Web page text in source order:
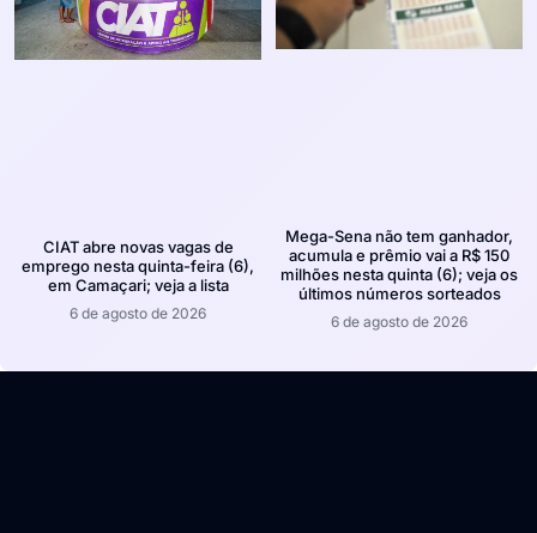
CIAT abre novas vagas de
emprego nesta quinta-feira (6),
em Camaçari; veja a lista
6 de agosto de 2026
Mega-Sena não tem ganhador,
acumula e prêmio vai a R$ 150
milhões nesta quinta (6); veja os
últimos números sorteados
6 de agosto de 2026